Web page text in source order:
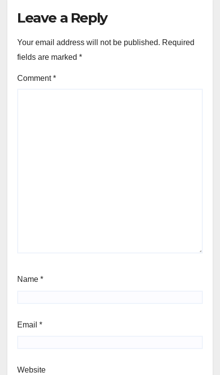
Leave a Reply
Your email address will not be published. Required
fields are marked *
Comment*
Name *
Email *
Website